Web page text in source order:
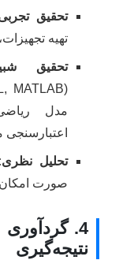
تحقیق
تهیه
تحقیق
مدل
تحلیل
صورت
4.
نتیجه‌گیری